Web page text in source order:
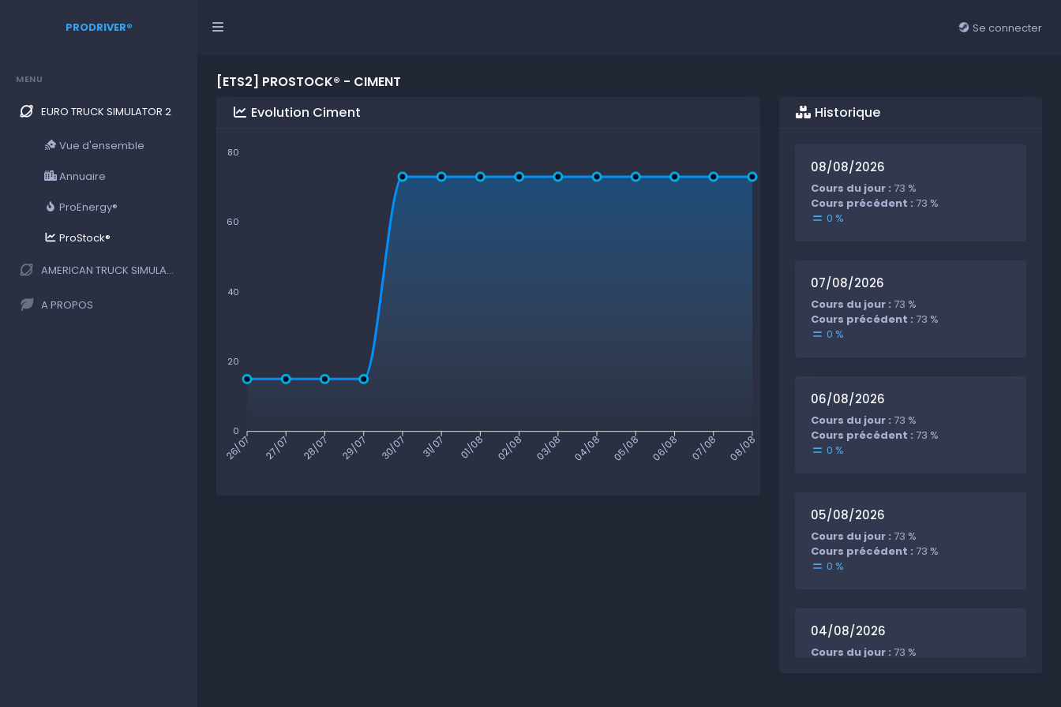
PRODRIVER® Se connecter
MENU
EURO TRUCK SIMULATOR 2
Vue d'ensemble
Annuaire
ProEnergy®
ProStock®
AMERICAN TRUCK SIMULATOR
A PROPOS
[ETS2] PROSTOCK® - CIMENT
Evolution Ciment
80
60
40
20
0
26/07 27/07 28/07 29/07 30/07 31/07 01/08 02/08 03/08 04/08 05/08 06/08 07/08 08/08
Historique
08/08/2026
Cours du jour : 73 %
Cours précédent : 73 %
0 %
07/08/2026
Cours du jour : 73 %
Cours précédent : 73 %
0 %
06/08/2026
Cours du jour : 73 %
Cours précédent : 73 %
0 %
05/08/2026
Cours du jour : 73 %
Cours précédent : 73 %
0 %
04/08/2026
Cours du jour : 73 %